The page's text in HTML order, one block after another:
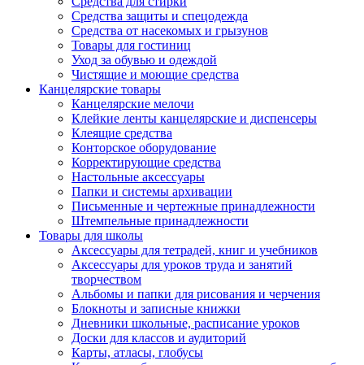
Средства защиты и спецодежда
Средства от насекомых и грызунов
Товары для гостиниц
Уход за обувью и одеждой
Чистящие и моющие средства
Канцелярские товары
Канцелярские мелочи
Клейкие ленты канцелярские и диспенсеры
Клеящие средства
Конторское оборудование
Корректирующие средства
Настольные аксессуары
Папки и системы архивации
Письменные и чертежные принадлежности
Штемпельные принадлежности
Товары для школы
Аксессуары для тетрадей, книг и учебников
Аксессуары для уроков труда и занятий
творчеством
Альбомы и папки для рисования и черчения
Блокноты и записные книжки
Дневники школьные, расписание уроков
Доски для классов и аудиторий
Карты, атласы, глобусы